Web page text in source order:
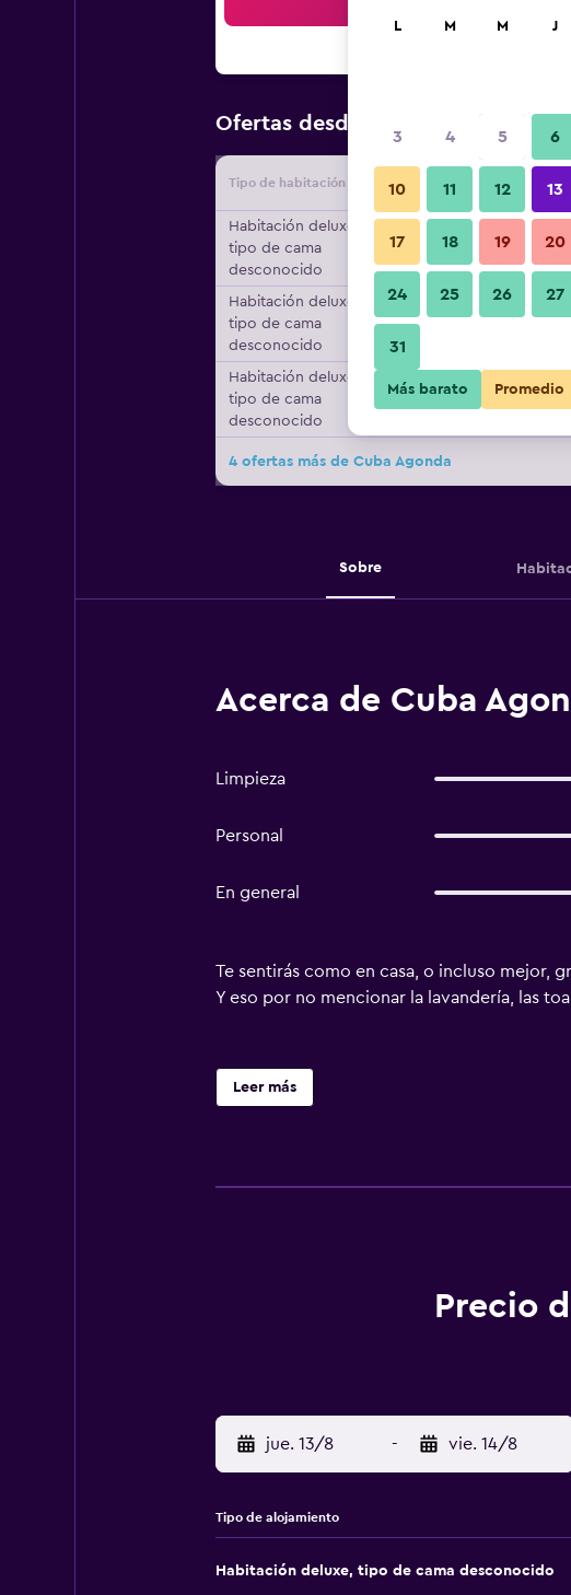
Ofertas desde Oferta más barata
Tipo de habitación Proveedor Total
Habitación deluxe,
tipo de cama
desconocido
Habitación deluxe,
tipo de cama
desconocido
Habitación deluxe,
tipo de cama
desconocido
4 ofertas más de Cuba Agonda
Sobre
Acerca de Cuba
Limpieza
Personal
En general
Te sentirás como en casa, o incluso mejor,
Y eso por no mencionar la lavandería, las
Leer más
Precio
jue. 13/8 - vie. 14/8
Tipo de alojamiento
Habitación deluxe, tipo de cama desconocido
L M M J
3 4 5 6
10 11 12 13
17 18 19 20
24 25 26 27
31
Más barato Promedio